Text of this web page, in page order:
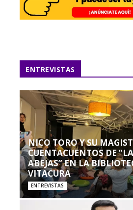
ENTREVISTAS
NICO TORO Y SU
CUENTACUENTOS DE
ABEJAS” EN LA
VITACURA
ENTREVISTAS